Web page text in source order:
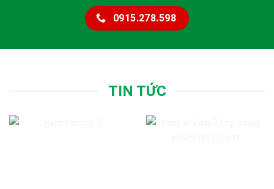
0915.278.598
TIN TỨC